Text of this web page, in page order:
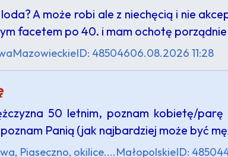
A może robi ale z niechęcią i nie
facetem po 40. i mam ochotę
MazowieckieID: 48504606.08.2026 11:28
50 letnim, poznam kobietę/
Panią (jak najbardziej może być
Piaseczno, okilice....MałopolskieID: